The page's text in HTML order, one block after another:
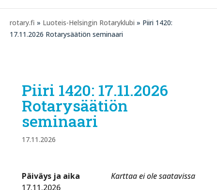
rotary.fi » Luoteis-Helsingin Rotaryklubi » Piiri 1420:
17.11.2026 Rotarysäätiön seminaari
Piiri 1420: 17.11.2026
Rotarysäätiön
seminaari
17.11.2026
Karttaa ei ole saatavissa
Päiväys ja aika
17.11.2026